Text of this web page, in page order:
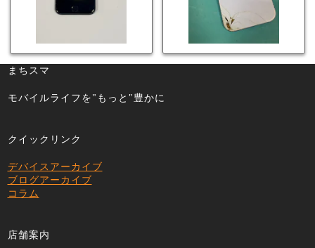
まちスマ
モバイルライフを"もっと"豊かに
クイックリンク
デバイスアーカイブ
ブログアーカイブ
コラム
店舗案内